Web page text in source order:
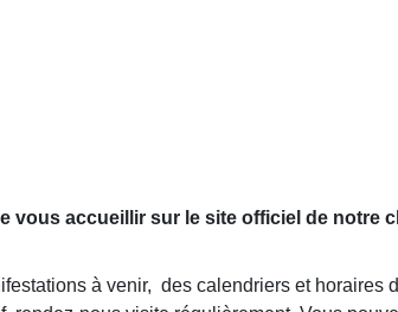
vous accueillir sur le site officiel de notre
à venir, des calendriers et horaires